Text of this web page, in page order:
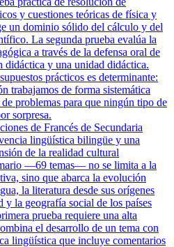
y cuestiones teóricas de física y
un dominio sólido del cálculo y del
La segunda prueba evalúa la
a través de la defensa oral de
didáctica y una unidad didáctica.
prácticos es determinante:
trabajamos de forma sistemática
problemas para que ningún tipo de
sorpresa.
de Francés de Secundaria
lingüística bilingüe y una
de la realidad cultural
—69 temas— no se limita a la
sino que abarca la evolución
la literatura desde sus orígenes
y la geografía social de los países
prueba requiere una alta
el desarrollo de un tema con
lingüística que incluye comentarios